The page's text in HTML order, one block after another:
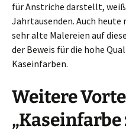
für Anstriche darstellt,
Jahrtausenden. Auch heute
sehr alte Malereien auf
der Beweis für die hohe
Kaseinfarben.
Weitere